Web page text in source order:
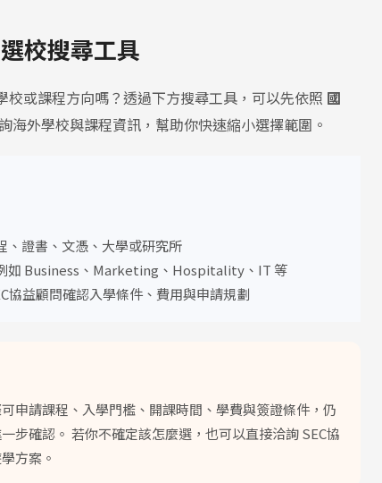
校搜尋工具
校或課程方向嗎？透過下方搜尋工具，可以先依照 國
海外學校與課程資訊，幫助你快速縮小選擇範圍。
證書、文憑、大學或研究所
如 Business、Marketing、Hospitality、IT 等
協益顧問確認入學條件、費用與申請規劃
申請課程、入學門檻、開課時間、學費與簽證條件，仍
步確認。 若你不確定該怎麼選，也可以直接洽詢 SEC協
方案。